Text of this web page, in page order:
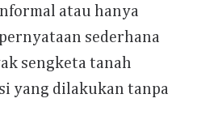
atau hanya
sederhana
sengketa tanah
yang dilakukan tanpa